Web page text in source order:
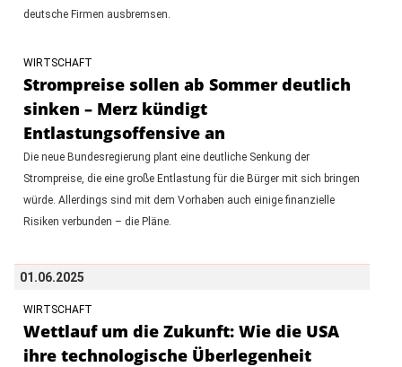
deutsche Firmen ausbremsen.
WIRTSCHAFT
Strompreise sollen ab Sommer deutlich
sinken – Merz kündigt
Entlastungsoffensive an
Die neue Bundesregierung plant eine deutliche Senkung der
Strompreise, die eine große Entlastung für die Bürger mit sich bringen
würde. Allerdings sind mit dem Vorhaben auch einige finanzielle
Risiken verbunden – die Pläne.
01.06.2025
WIRTSCHAFT
Wettlauf um die Zukunft: Wie die USA
ihre technologische Überlegenheit